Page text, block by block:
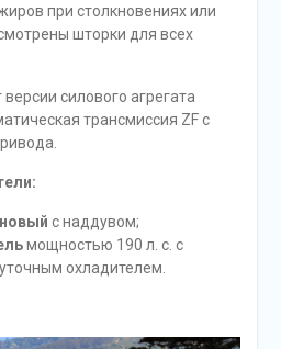
при столкновениях или
шторки для всех
силового агрегата
трансмиссия ZF с
с наддувом;
мощностью 190 л. с. с
охладителем.